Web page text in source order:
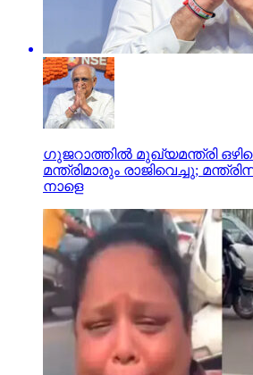
ഗുജറാത്തില്‍ മുഖ്യമന്ത്രി
മന്ത്രിമാരും രാജിവെച്ചു;
നാളെ